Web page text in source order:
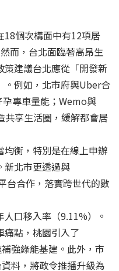
18個次構面中有12項居
而，台北面臨著高昂生
建議台北應從「開發新
。例如，北市府與Uber合
專車量能；Wemo與
享生活圈，緩解都會居
均衡，特別是在線上申辦
新北市更透過與
台合作，落實跨世代的數
口移入率（9.11%）。
痛點，桃園引入了
強綠能基建。此外，市
料，將政令推播升級為